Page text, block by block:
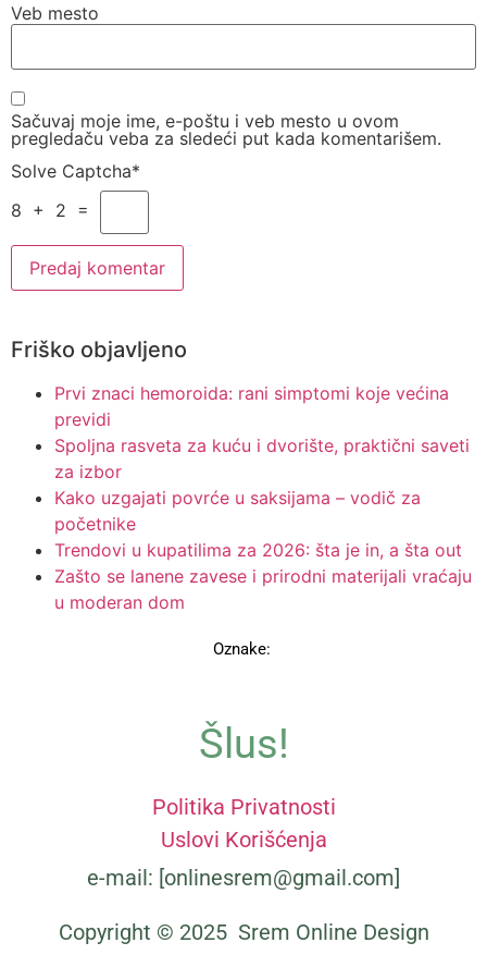
Veb mesto
Sačuvaj moje ime, e-poštu i veb mesto u ovom
pregledaču veba za sledeći put kada komentarišem.
Solve Captcha*
8 + 2 =
Friško objavljeno
Prvi znaci hemoroida: rani simptomi koje većina
previdi
Spoljna rasveta za kuću i dvorište, praktični saveti
za izbor
Kako uzgajati povrće u saksijama – vodič za
početnike
Trendovi u kupatilima za 2026: šta je in, a šta out
Zašto se lanene zavese i prirodni materijali vraćaju
u moderan dom
Oznake:
Politika Privatnosti
Uslovi Korišćenja
e-mail: [onlinesrem@gmail.com]
Copyright © 2025 Srem Online Design
Šlus!